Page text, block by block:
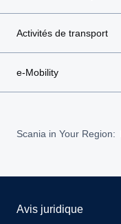
Activités de transport
e-Mobility
Scania in Your Region:
Avis juridique